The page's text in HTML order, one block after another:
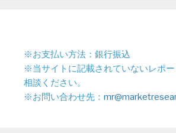
※お支払い方法：銀行振込
※当サイトに記載されていないレポ
相談ください。
※お問い合わせ先：